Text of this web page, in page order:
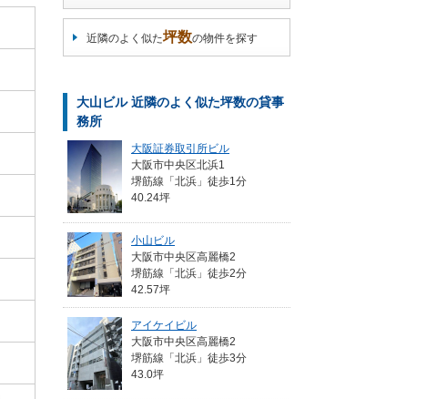
近隣のよく似た坪数の物件を探す
大山ビル 近隣のよく似た坪数の貸事
務所
大阪証券取引所ビル
大阪市中央区北浜1
堺筋線「北浜」徒歩1分
40.24坪
小山ビル
大阪市中央区高麗橋2
堺筋線「北浜」徒歩2分
42.57坪
アイケイビル
大阪市中央区高麗橋2
堺筋線「北浜」徒歩3分
43.0坪